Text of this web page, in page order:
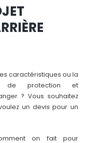
ÈRE
caractéristiques ou la
de protection et
? Vous souhaitez
un devis pour un
on fait pour